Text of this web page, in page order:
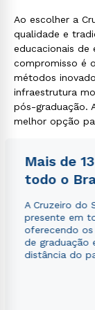
Ao escolher a
qualidade e
educacionais de
compromisso é
métodos
infraestrutura
pós-graduação.
melhor opção
Mais de
todo o
A Cruzeiro do
presente em
oferecendo
de graduação
distância do
Estou de
autorizo
envio de